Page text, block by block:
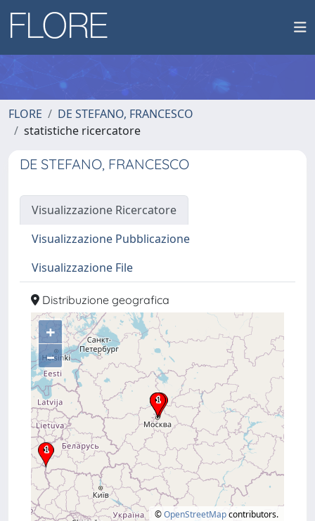
FLORE
DE STEFANO, FRANCESCO
statistiche ricercatore
DE STEFANO, FRANCESCO
Visualizzazione Ricercatore
Visualizzazione Pubblicazione
Visualizzazione File
Distribuzione geografica
+
–
©OpenStreetMapcontributors.